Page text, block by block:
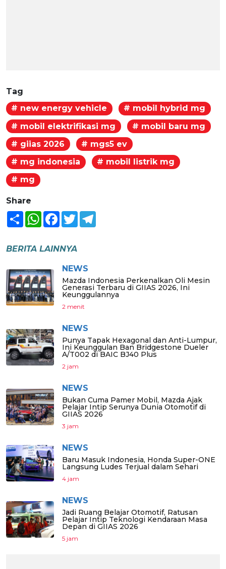
Tag
# new energy vehicle
# mobil hybrid mg
# mobil elektrifikasi mg
# mobil baru mg
# giias 2026
# mgs5 ev
# mg indonesia
# mobil listrik mg
# mg
Share
Share WhatsAppFacebook
Twitter
BERITA LAINNYA
NEWS
Mazda Indonesia Perkenalkan Oli Mesin
Generasi Terbaru di GIIAS 2026, Ini
Keunggulannya
2 menit
NEWS
Punya Tapak Hexagonal dan Anti-Lumpur,
Ini Keunggulan Ban Bridgestone Dueler
A/T002 di BAIC BJ40 Plus
2 jam
NEWS
Bukan Cuma Pamer Mobil, Mazda Ajak
Pelajar Intip Serunya Dunia Otomotif di
GIIAS 2026
3 jam
NEWS
Baru Masuk Indonesia, Honda Super-ONE
Langsung Ludes Terjual dalam Sehari
4 jam
NEWS
Jadi Ruang Belajar Otomotif, Ratusan
Pelajar Intip Teknologi Kendaraan Masa
Depan di GIIAS 2026
5 jam